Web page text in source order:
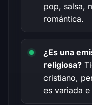
pop, salsa,
romántica.
¿Es una
religiosa?
cristiano,
es variada